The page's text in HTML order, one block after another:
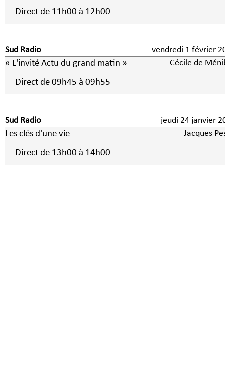
Direct de 11h00 à 12h00
Sud Radio vendredi 1
« L'invité Actu du grand matin » Cécile de
Direct de 09h45 à 09h55
Sud Radio jeudi 24 janvier
Les clés d'une vie Jacques
Direct de 13h00 à 14h00